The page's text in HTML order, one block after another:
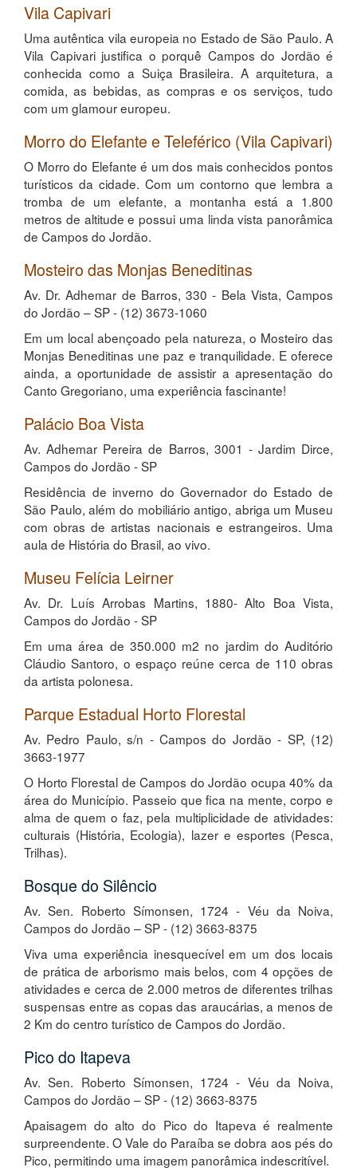
Vila Capivari
Uma autêntica vila europeia no Estado de São Paulo. A
Vila Capivari justifica o porquê Campos do Jordão é
conhecida como a Suiça Brasileira. A arquitetura, a
comida, as bebidas, as compras e os serviços, tudo
com um glamour europeu.
Morro do Elefante e Teleférico (Vila Capivari)
O Morro do Elefante é um dos mais conhecidos pontos
turísticos da cidade. Com um contorno que lembra a
tromba de um elefante, a montanha está a 1.800
metros de altitude e possui uma linda vista panorâmica
de Campos do Jordão.
Mosteiro das Monjas Beneditinas
Av. Dr. Adhemar de Barros, 330 - Bela Vista, Campos
do Jordão – SP - (12) 3673-1060
Em um local abençoado pela natureza, o Mosteiro das
Monjas Beneditinas une paz e tranquilidade. E oferece
ainda, a oportunidade de assistir a apresentação do
Canto Gregoriano, uma experiência fascinante!
Palácio Boa Vista
Av. Adhemar Pereira de Barros, 3001 - Jardim Dirce,
Campos do Jordão - SP
Residência de inverno do Governador do Estado de
São Paulo, além do mobiliário antigo, abriga um Museu
com obras de artistas nacionais e estrangeiros. Uma
aula de História do Brasil, ao vivo.
Museu Felícia Leirner
Av. Dr. Luís Arrobas Martins, 1880- Alto Boa Vista,
Campos do Jordão - SP
Em uma área de 350.000 m2 no jardim do Auditório
Cláudio Santoro, o espaço reúne cerca de 110 obras
da artista polonesa.
Parque Estadual Horto Florestal
Av. Pedro Paulo, s/n - Campos do Jordão - SP, (12)
3663-1977
O Horto Florestal de Campos do Jordão ocupa 40% da
área do Município. Passeio que fica na mente, corpo e
alma de quem o faz, pela multiplicidade de atividades:
culturais (História, Ecologia), lazer e esportes (Pesca,
Trilhas).
Bosque do Silêncio
Av. Sen. Roberto Símonsen, 1724 - Véu da Noiva,
Campos do Jordão – SP - (12) 3663-8375
Viva uma experiência inesquecível em um dos locais
de prática de arborismo mais belos, com 4 opções de
atividades e cerca de 2.000 metros de diferentes trilhas
suspensas entre as copas das araucárias, a menos de
2 Km do centro turístico de Campos do Jordão.
Pico do Itapeva
Av. Sen. Roberto Símonsen, 1724 - Véu da Noiva,
Campos do Jordão – SP - (12) 3663-8375
Apaisagem do alto do Pico do Itapeva é realmente
surpreendente. O Vale do Paraíba se dobra aos pés do
Pico, permitindo uma imagem panorâmica indescritível.